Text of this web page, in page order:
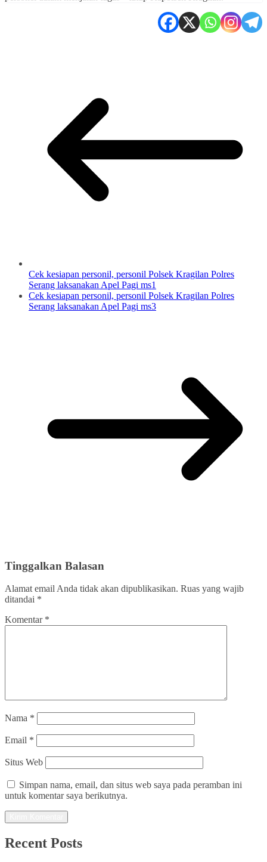
Cek kesiapan personil, personil Polsek Kragilan Polres
Serang laksanakan Apel Pagi ms1
Cek kesiapan personil, personil Polsek Kragilan Polres
Serang laksanakan Apel Pagi ms3
Tinggalkan Balasan
Alamat email Anda tidak akan dipublikasikan. Ruas yang wajib
ditandai *
Komentar *
Nama *
Email *
Situs Web
Simpan nama, email, dan situs web saya pada peramban ini
untuk komentar saya berikutnya.
Recent Posts